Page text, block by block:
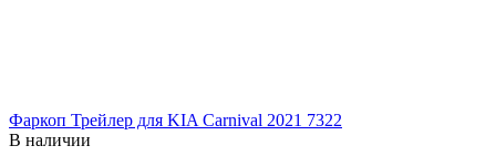
Фаркоп Трейлер для KIA Carnival 2021 7322
В наличии